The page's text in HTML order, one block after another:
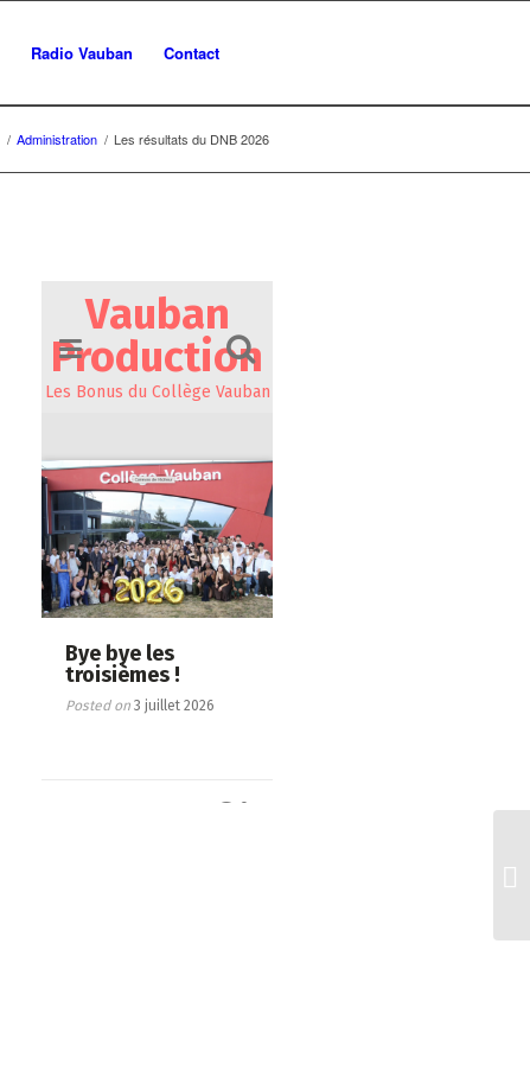
Radio Vauban Contact
/ Administration / Les résultats du DNB 2026